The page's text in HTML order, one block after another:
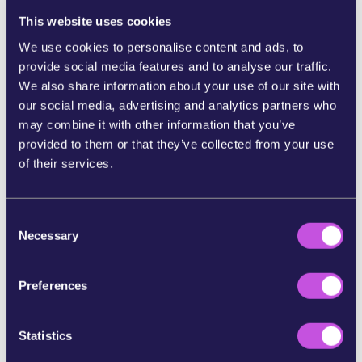
This website uses cookies
We use cookies to personalise content and ads, to
provide social media features and to analyse our traffic.
We also share information about your use of our site with
our social media, advertising and analytics partners who
may combine it with other information that you’ve
provided to them or that they’ve collected from your use
of their services.
Necessary
Preferences
Statistics
spoštovala pravice delavcev ter življenja
omogočila uspešen razvoj našega planeta. Svet,
kjer bodo ljudje po vsem svetu lahko dosegli
pravico, če jih bodo podjetja s svojim ravnanjem
oškodovala.
S pravili, ki bodo določala odgovornost podjetij,
vsakdanji izdelki, ki jih kupujemo ali uporabljamo,
uničenjem.
V začetku leta 2022 je Evropska komisija
predlagala zakon, ki bo zahteve za odgovornost
spremembi dobavnih verig, ki temeljijo na
Zdaj potrebujemo vašo pomoč, da se